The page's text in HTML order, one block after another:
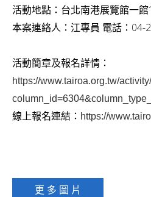
活動地點：台北南港展覽館一
本案連絡人：江專員 電話：04-
活動簡章及報名詳情：
https://www.tairoa.org.tw/
線上報名連結： https://
更 多 圖 片